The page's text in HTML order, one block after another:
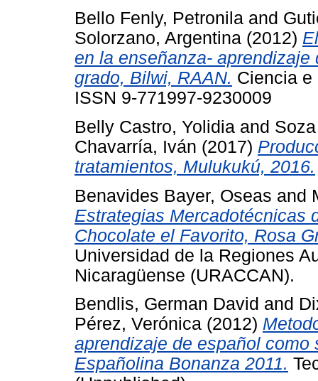
Bello Fenly, Petronila and
Solorzano, Argentina (2012)
en la enseñanza-
grado, Bilwi, RAAN. Ciencia e
ISSN 9-771997-9230009
Belly Castro, Yolidia and
Chavarría, Iván (2017)
tratamientos, Mulukukú, 2016.
Benavides Bayer, Oseas and
Estrategias Mercadotécnicas
Chocolate el Favorito, Rosa
Universidad de la Regiones
Nicaragüense (URACCAN).
Bendlis, German David and
Pérez, Verónica (2012)
aprendizaje de español
Españolina Bonanza 2011.